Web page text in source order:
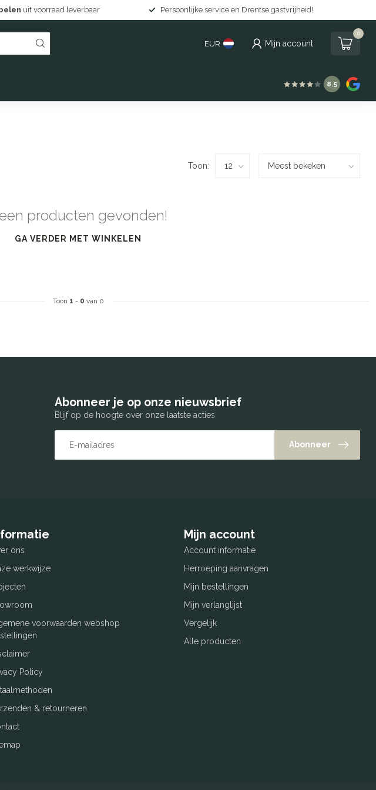
uit voorraad leverbaar Persoonlijke service en Drentse gastvrijheid!
EUR Mijn account
0
8.5
Toon:
producten gevonden!
GA VERDER MET WINKELEN
Toon 1 - 0 van 0
Abonneer je op onze nieuwsbrief
Blijf op de hoogte over onze laatste acties
Abonneer
ons
werkwijze
voorwaarden webshop
Policy
& retourneren
Mijn account
Account informatie
Herroeping aanvragen
Mijn bestellingen
Mijn verlanglijst
Vergelijk
Alle producten